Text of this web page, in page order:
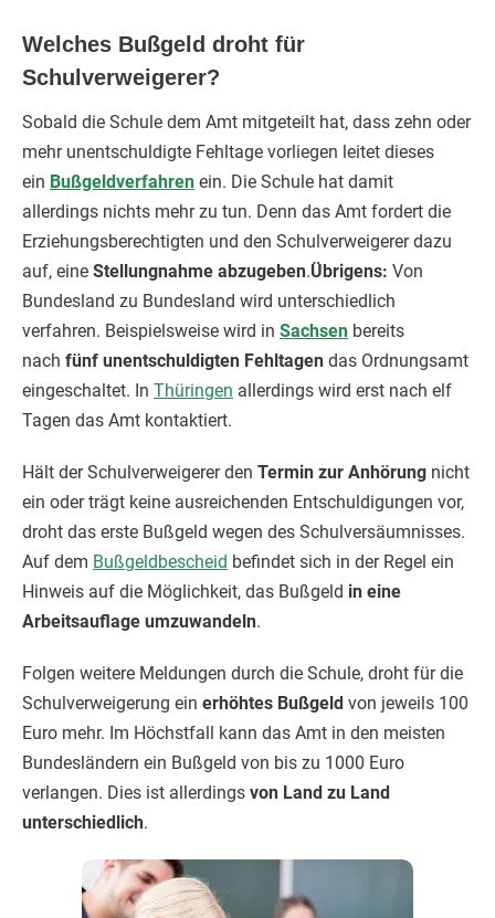
Welches Bußgeld droht für
Schulverweigerer?
Sobald die Schule dem Amt mitgeteilt hat, dass zehn oder
mehr unentschuldigte Fehltage vorliegen leitet dieses
ein Bußgeldverfahren ein. Die Schule hat damit
allerdings nichts mehr zu tun. Denn das Amt fordert die
Erziehungsberechtigten und den Schulverweigerer dazu
auf, eine Stellungnahme abzugeben.Übrigens: Von
Bundesland zu Bundesland wird unterschiedlich
verfahren. Beispielsweise wird in Sachsen bereits
nach fünf unentschuldigten Fehltagen das Ordnungsamt
eingeschaltet. In Thüringen allerdings wird erst nach elf
Tagen das Amt kontaktiert.
Hält der Schulverweigerer den Termin zur Anhörung nicht
ein oder trägt keine ausreichenden Entschuldigungen vor,
droht das erste Bußgeld wegen des Schulversäumnisses.
Auf dem Bußgeldbescheid befindet sich in der Regel ein
Hinweis auf die Möglichkeit, das Bußgeld in eine
Arbeitsauflage umzuwandeln.
Folgen weitere Meldungen durch die Schule, droht für die
Schulverweigerung ein erhöhtes Bußgeld von jeweils 100
Euro mehr. Im Höchstfall kann das Amt in den meisten
Bundesländern ein Bußgeld von bis zu 1000 Euro
verlangen. Dies ist allerdings von Land zu Land
unterschiedlich.